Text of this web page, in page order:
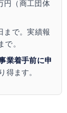
円（商工団体
まで。実績報
。
業着手前に申
得ます。